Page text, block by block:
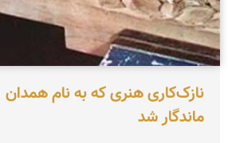
نازک‌کاری هنری که به نام همدان
ماندگار شد